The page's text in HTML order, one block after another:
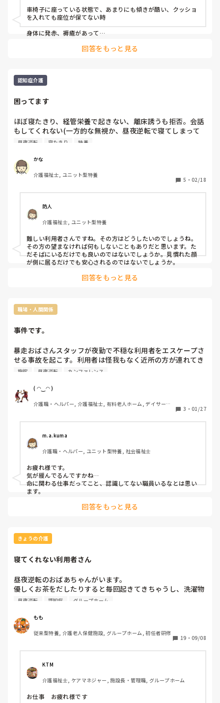
車椅子に座っている状態で、あまりにも傾きが酷い、クッショ
を入れても座位が保てない時
身体に発赤、褥瘡があって
回答をもっと見る
認知症介護
困ってます
ほぼ寝たきり、経管栄養で起きない、離床誘うも拒否。会話
もしてくれない(一方的な無視か、昼夜逆転で寝てしまって
いる)廃用症候群まっしぐらですが、この方の何かいい気分
す。
ちなみに居室にテレビはあり、見られる位置にベッド起き日
中付けてますが観てません。
精神不安定になること時々あり、精神のためにもこのままは
良くないかと思いますが色々なことに拒否がありなにも出来
ない状態です。
昼夜逆転 寝たきり 特養
かな
介護福祉士, ユニット型特養
5 ・ 02/18
防人
介護福祉士, ユニット型特養
難しい利用者さんですね。その方はどうしたいのでしょうね。
その方の望まなければ何もしないこともありだと思います。た
だそばにいるだけでも良いのではないでしょうか。見慣れた顔
が側に居るだけでも安心されるのではないでしょうか。
回答をもっと見る
職場・人間関係
事件です。
暴走おばさんスタッフが夜勤で不穏な利用者をエスケープさ
せる事故を起こす。利用者は怪我もなく近所の方が連れてき
てくれたみたい。
たみたいだけど_φ(･_･その隙にエスケープW(`0`)Wその利
用者さんは夜間覚醒多いし、不穏になると暴力を振るった事
もあるから確かに怖いし対応困るけど、ちゃんと話をすれば
納得するしユニットの中なら歩いていても問題ないんだけど
_φ(･_･
その件でカンファレンス開催。
流石にスタッフ皆んな呆れてましたがW(`0`)W
どういう対応したらそうなるんですか？って聞きたい。
施錠 昼夜逆転 カンファレンス
( ◠‿◠ )
介護職・ヘルパー, 介護福祉士, 有料老人ホーム, デイサービ
3 ・ 01/27
m.a.kuma
介護職・ヘルパー, ユニット型特養, 社会福祉士
お疲れ様です。
気が緩んでるんですかね…
命に関わる仕事だってこと、認識してない職員いるなとは思い
ます。
回答をもっと見る
きょうの介護
寝てくれない利用者さん
昼夜逆転のおばあちゃんがいます。
優しくお茶をだしたりすると毎回起きてきちゃうし、洗濯物
たたませたりしたり、眠気をさそう音楽をかけたりするんで
場合、どうしてますか？暗めのリビングで車イスに座らせて
いるのですが、寝る気配がありません。転倒リスクが高いか
たなので、毎回ハラハラしてしまいます。アドバイスお願い
昼夜逆転 認知症 グループホーム
もも
従来型特養, 介護老人保健施設, グループホーム, 初任者研修
19 ・ 09/08
KTM
介護福祉士, ケアマネジャー, 施設長・管理職, グループホーム
お仕事　お疲れ様です